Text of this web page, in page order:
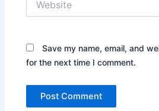
Save my name, email, and
for the next time I comment.